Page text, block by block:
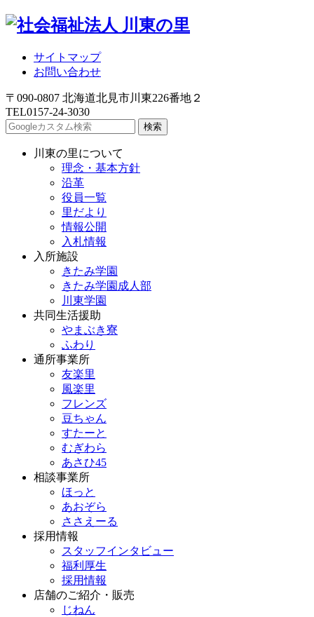
サイトマップ
お問い合わせ
〒090-0807 北海道北見市川東226番地２
TEL0157-24-3030
川東の里について
理念・基本方針
沿革
役員一覧
里だより
情報公開
入札情報
入所施設
きたみ学園
きたみ学園成人部
川東学園
共同生活援助
やまぶき寮
ふわり
通所事業所
友楽里
風楽里
フレンズ
豆ちゃん
すたーと
むぎわら
あさひ45
相談事業所
ほっと
あおぞら
ささえーる
採用情報
スタッフインタビュー
福利厚生
採用情報
店舗のご紹介・販売
じねん